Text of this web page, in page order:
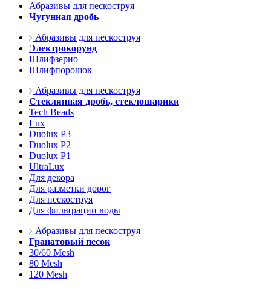
Абразивы для пескоструя
Чугунная дробь
Абразивы для пескоструя
Электрокорунд
Шлифзерно
Шлифпорошок
Абразивы для пескоструя
Стеклянная дробь, стеклошарики
Tech Beads
Lux
Duolux P3
Duolux P2
Duolux P1
UltraLux
Для декора
Для разметки дорог
Для пескоструя
Для фильтрации воды
Абразивы для пескоструя
Гранатовый песок
30/60 Mesh
80 Mesh
120 Mesh